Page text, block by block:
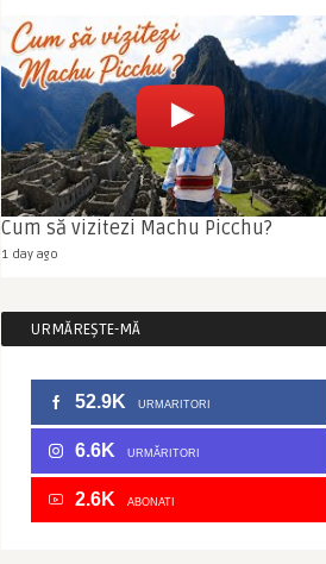
Cum să vizitezi Machu Picchu?
1 day ago
URMĂREȘTE-MĂ
52.9K URMARITORI
6.6K URMĂRITORI
2.6K ABONATI